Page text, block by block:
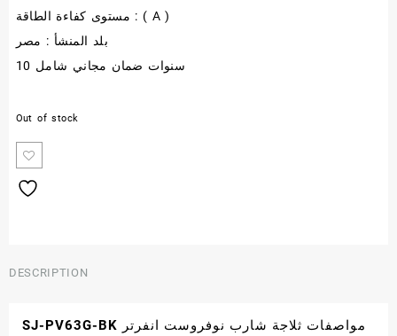
مستوى كفاءة الطاقة : ( A )
بلد المنشأ : مصر
10 سنوات ضمان مجاني شامل
Out of stock
DESCRIPTION
مواصفات ثلاجة شارب نوفروست انفرتر SJ-PV63G-BK